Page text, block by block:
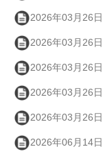
2026年03月26日
2026年03月26日
2026年03月26日
2026年03月26日
2026年03月26日
2026年06月14日